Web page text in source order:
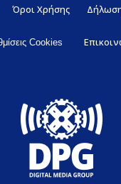
Όροι Χρήσης
Cookies